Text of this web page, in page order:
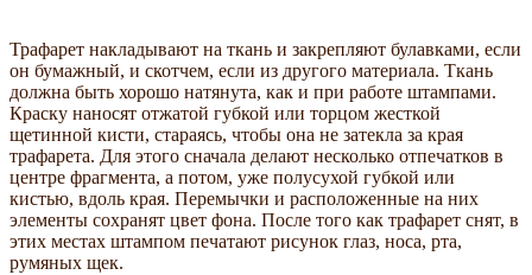
Трафарет накладывают на ткань и закрепляют булавками, если
он бумажный, и скотчем, если из другого материала. Ткань
должна быть хорошо натянута, как и при работе штампами.
Краску наносят отжатой губкой или торцом жесткой
щетинной кисти, стараясь, чтобы она не затекла за края
трафарета. Для этого сначала делают несколько отпечатков в
центре фрагмента, а потом, уже полусухой губкой или
кистью, вдоль края. Перемычки и расположенные на них
элементы сохранят цвет фона. После того как трафарет снят, в
этих местах штампом печатают рисунок глаз, носа, рта,
румяных щек.